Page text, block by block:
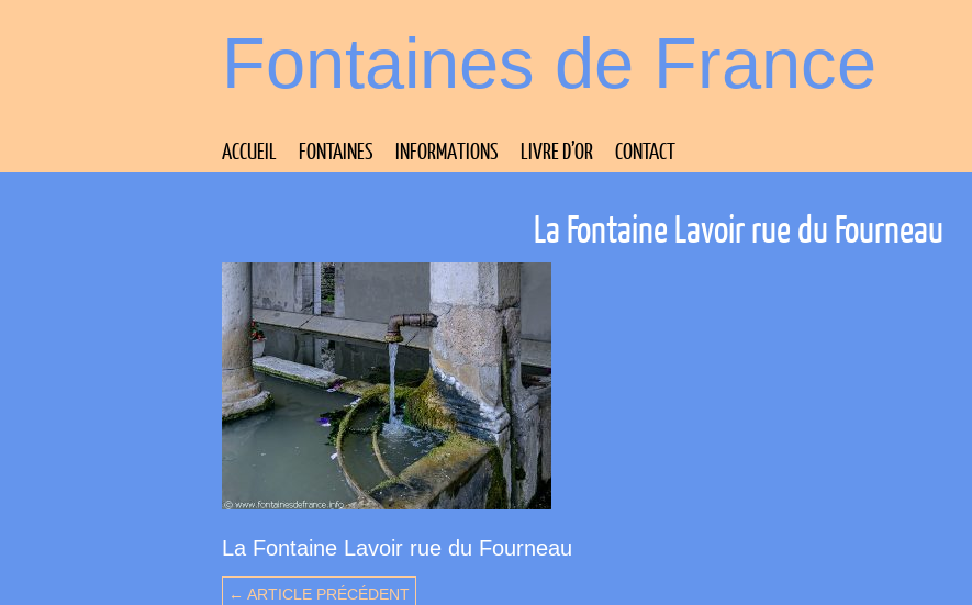
Fontaines de France
ACCUEIL FONTAINES INFORMATIONS LIVRE D’OR CONTACT
La Fontaine Lavoir rue du Fourneau
La Fontaine Lavoir rue du Fourneau
← ARTICLE PRÉCÉDENT